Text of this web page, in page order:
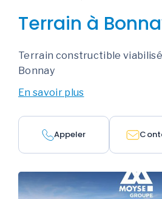
Terrain à
Terrain constructible viabilisé
Bonnay
En savoir plus
Appeler